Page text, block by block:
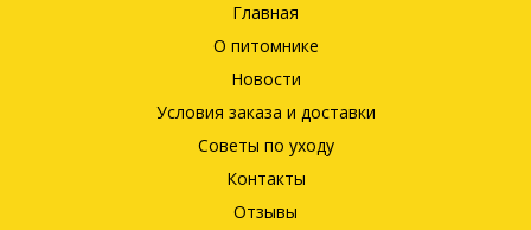
Главная
О питомнике
Новости
Условия заказа и доставки
Советы по уходу
Контакты
Отзывы